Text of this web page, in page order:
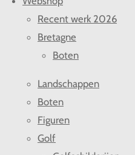
Recent werk 2026
Bretagne
Boten
Landschappen
Boten
Figuren
Golf